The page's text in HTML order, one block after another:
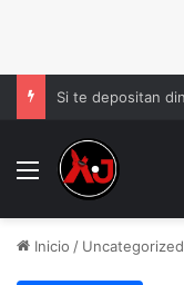
Menu
Inicio / Uncategorized